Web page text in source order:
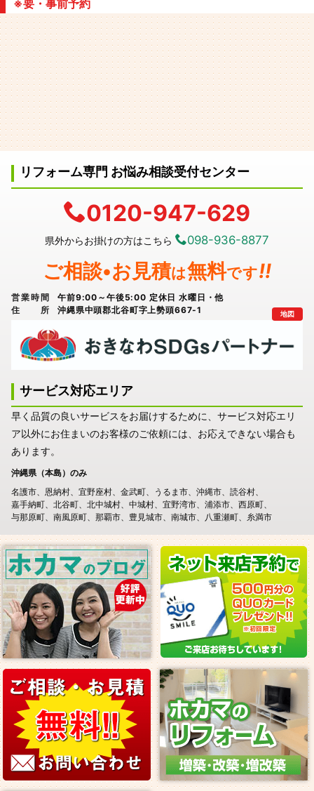
※要・事前予約
リフォーム専門 お悩み相談受付センター
0120-947-629
県外からお掛けの方はこちら 098-936-8877
ご相談•お見積は無料です!!
営業時間
午前9:00～午後5:00 定休日 水曜日・他
住所
沖縄県中頭郡北谷町字上勢頭667-1 地図
サービス対応エリア
早く品質の良いサービスをお届けするために、サービス対応エリ
ア以外にお住まいのお客様のご依頼には、お応えできない場合も
あります。
沖縄県（本島）のみ
名護市
恩納村 宜野座村 金武町 うるま市 沖縄市
読谷村
嘉手納町
北谷町 北中城村 中城村 宜野湾市 浦添市
西原町
与那原町
南風原町 那覇市 豊見城市 南城市 八重瀬町 糸満市